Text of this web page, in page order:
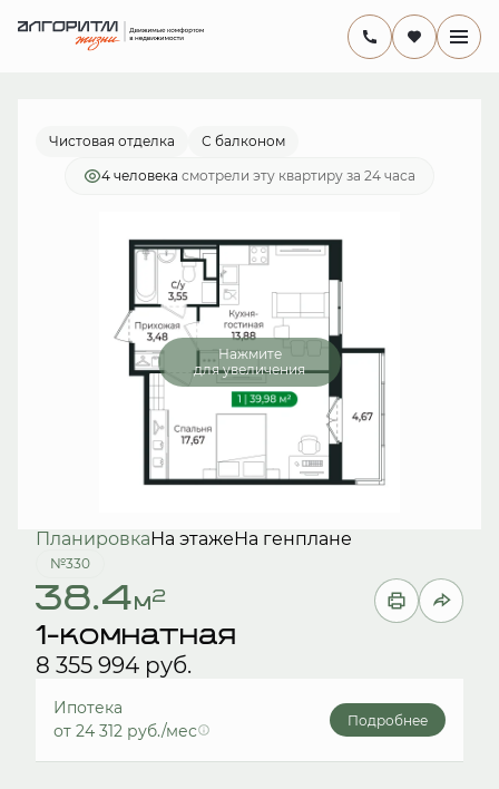
1-комнатная
8 355 994 руб.
от 24 312 руб./мес.
Чистовая отделка С балконом
4 человекa смотрели эту квартиру за 24 часа
Нажмите
для увеличения
ПланировкаНа этажеНа генплане
№330
38.4м2
1-комнатная
8 355 994 руб.
Ипотека
от 24 312 руб./мес
Подробнее